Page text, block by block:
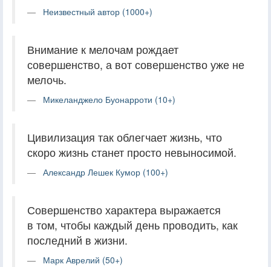
Неизвестный автор (1000+)
Внимание к мелочам рождает
совершенство, а вот совершенство уже не
мелочь.
Микеланджело Буонарроти (10+)
Цивилизация так облегчает жизнь, что
скоро жизнь станет просто невыносимой.
Александр Лешек Кумор (100+)
Совершенство характера выражается
в том, чтобы каждый день проводить, как
последний в жизни.
Марк Аврелий (50+)